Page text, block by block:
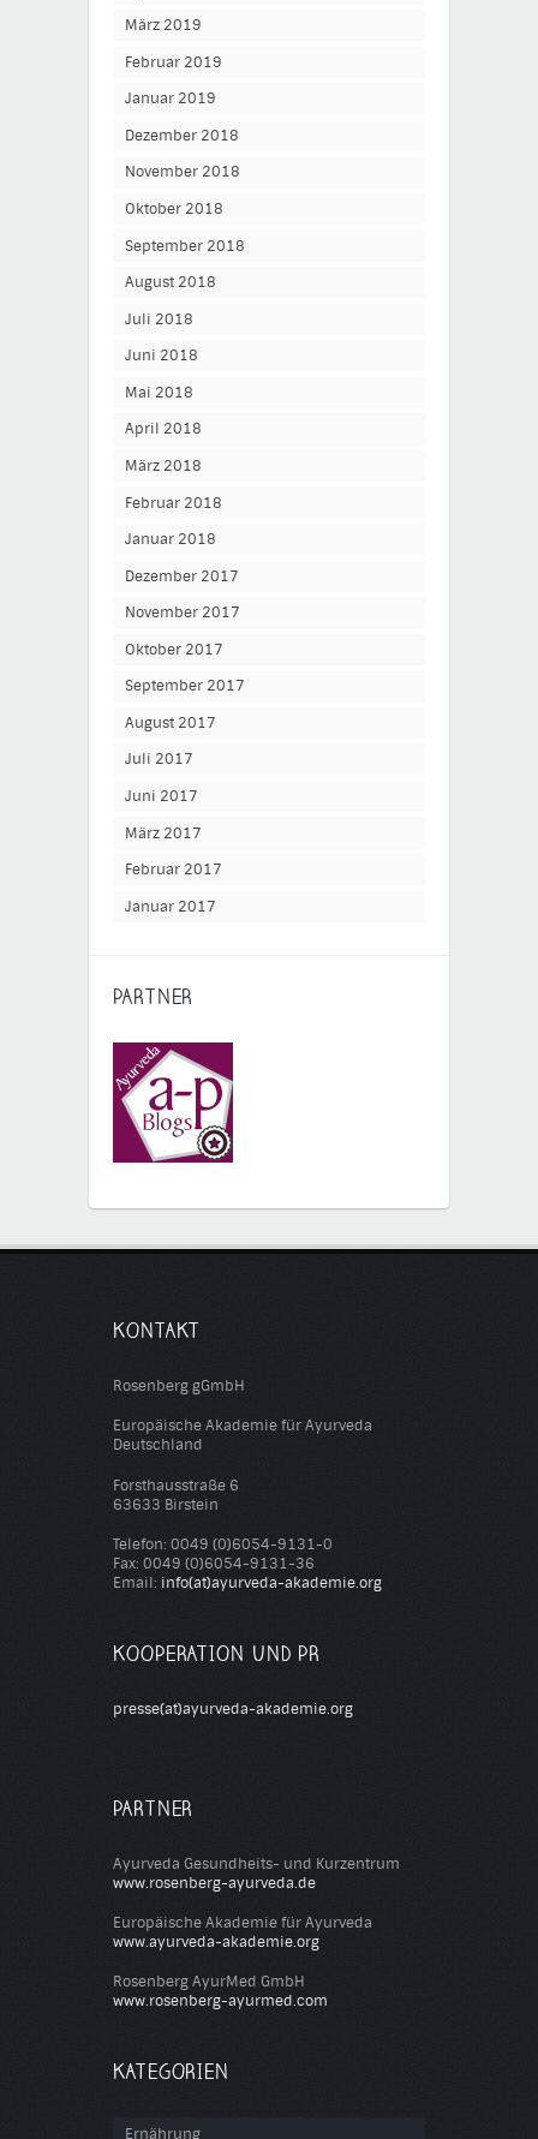
März 2019
Februar 2019
Januar 2019
Dezember 2018
November 2018
Oktober 2018
September 2018
August 2018
Juli 2018
Juni 2018
Mai 2018
April 2018
März 2018
Februar 2018
Januar 2018
Dezember 2017
November 2017
Oktober 2017
September 2017
August 2017
Juli 2017
Juni 2017
März 2017
Februar 2017
Januar 2017
PARTNER
KONTAKT
Rosenberg gGmbH
Europäische Akademie für Ayurveda
Deutschland
Forsthausstraße 6
63633 Birstein
Telefon: 0049 (0)6054-9131-0
Fax: 0049 (0)6054-9131-36
Email: info(at)ayurveda-akademie.org
KOOPERATION UND PR
presse(at)ayurveda-akademie.org
PARTNER
Ayurveda Gesundheits- und Kurzentrum
www.rosenberg-ayurveda.de
Europäische Akademie für Ayurveda
www.ayurveda-akademie.org
Rosenberg AyurMed GmbH
www.rosenberg-ayurmed.com
KATEGORIEN
Ernährung